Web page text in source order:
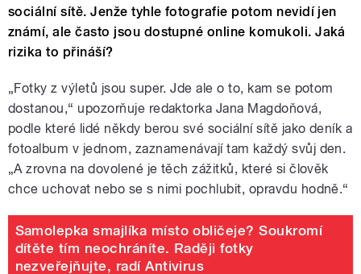
sociální sítě. Jenže tyhle fotografie potom nevidí jen
známí, ale často jsou dostupné online komukoli. Jaká
rizika to přináší?
„Fotky z výletů jsou super. Jde ale o to, kam se potom
dostanou,“ upozorňuje redaktorka Jana Magdoňová,
podle které lidé někdy berou své sociální sítě jako deník a
fotoalbum v jednom, zaznamenávají tam každý svůj den.
„A zrovna na dovolené je těch zážitků, které si člověk
chce uchovat nebo se s nimi pochlubit, opravdu hodně.“
Samolepka smajlíka místo obličeje? Soukromí
dítěte tím neochráníte. Raději fotky
nezveřejňujte, radí Antivirus